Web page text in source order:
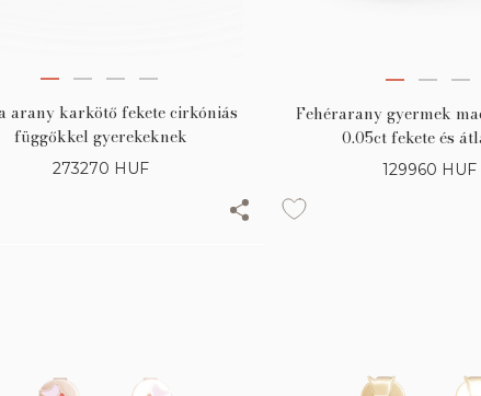
arany karkötő fekete cirkóniás
függőkkel gyerekeknek
273270 HUF
Fehérarany gyermek
0.05ct fekete és
gyémántokkal
129960 HUF